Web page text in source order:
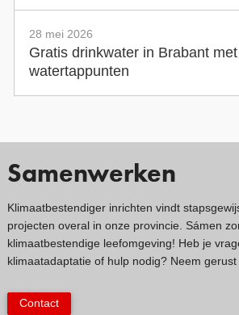
28 mei 2026
Gratis drinkwater in Brabant met
watertappunten
Samenwerken
Klimaatbestendiger inrichten vindt
projecten overal in onze provincie. Sámen
klimaatbestendige leefomgeving! Heb je
klimaatadaptatie of hulp nodig? Neem gerust
Contact